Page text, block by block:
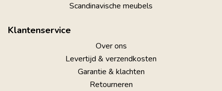
Scandinavische meubels
Klantenservice
Over ons
Levertijd & verzendkosten
Garantie & klachten
Retourneren